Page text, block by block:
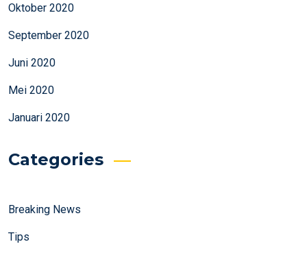
Oktober 2020
September 2020
Juni 2020
Mei 2020
Januari 2020
Categories
Breaking News
Tips